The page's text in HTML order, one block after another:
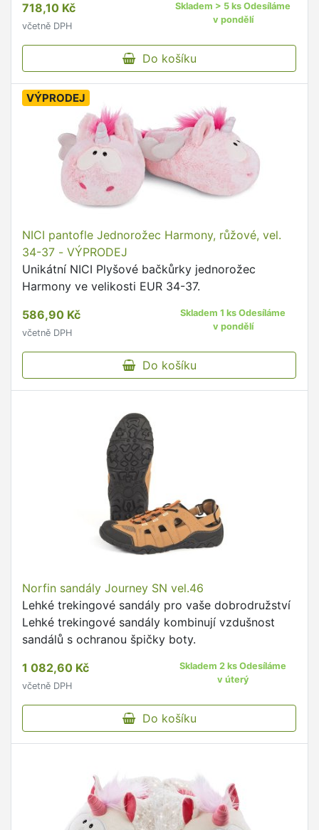
718,10 Kč
včetně DPH
Skladem > 5 ks Odesíláme
v pondělí
Do košíku
VÝPRODEJ
NICI pantofle Jednorožec Harmony, růžové, vel.
34-37 - VÝPRODEJ
Unikátní NICI Plyšové bačkůrky jednorožec
Harmony ve velikosti EUR 34-37.
586,90 Kč
včetně DPH
Skladem 1 ks Odesíláme
v pondělí
Do košíku
Norfin sandály Journey SN vel.46
Lehké trekingové sandály pro vaše dobrodružství
Lehké trekingové sandály kombinují vzdušnost
sandálů s ochranou špičky boty.
1 082,60 Kč
včetně DPH
Skladem 2 ks Odesíláme
v úterý
Do košíku